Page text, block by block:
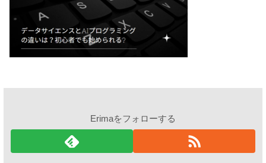
Erimaをフォローする